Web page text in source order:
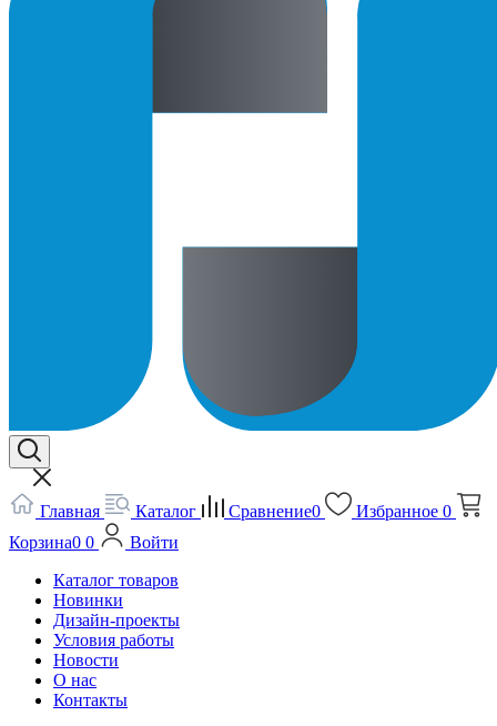
Главная Каталог Сравнение0 Избранное 0
Корзина0 0
Войти
Каталог товаров
Новинки
Дизайн-проекты
Условия работы
Новости
О нас
Контакты